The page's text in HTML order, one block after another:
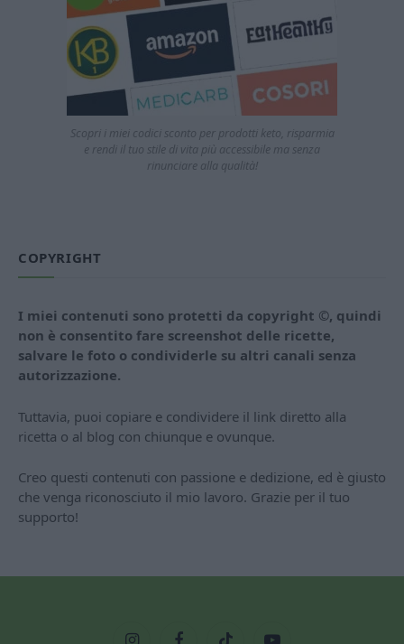
Scopri i miei codici sconto per prodotti keto, risparmia
e rendi il tuo stile di vita più accessibile ma senza
rinunciare alla qualità!
COPYRIGHT
I miei contenuti sono protetti da copyright ©, quindi
non è consentito fare screenshot delle ricette,
salvare le foto o condividerle su altri canali senza
autorizzazione.
Tuttavia, puoi copiare e condividere il link diretto alla
ricetta o al blog con chiunque e ovunque.
Creo questi contenuti con passione e dedizione, ed è giusto
che venga riconosciuto il mio lavoro. Grazie per il tuo
supporto!